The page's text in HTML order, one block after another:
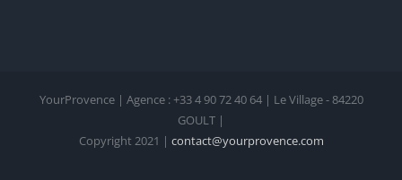
YourProvence | Agence : +33 4 90 72 40 64 | Le Village - 84220
GOULT |
Copyright 2021 | contact@yourprovence.com